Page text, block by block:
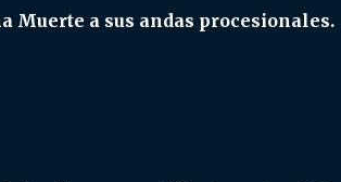
Muerte a sus andas procesionales.